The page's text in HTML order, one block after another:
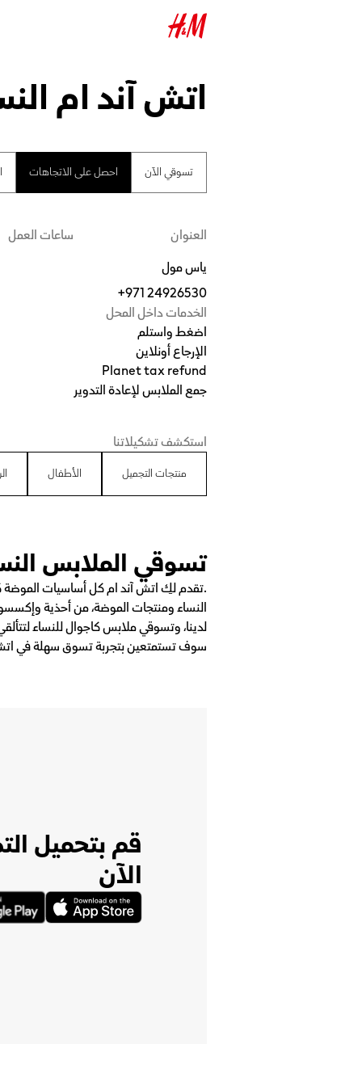
اتش آند ام
تسوقي الآن احصل على الاتجاهات
العنوان
ياس مول
+971 24926530
الخدمات داخل المحل
اضغط واستلم
الإرجاع أونلاين
Planet tax refund
جمع الملابس لإعادة التدوير
ساعات العمل
استكشف تشكيلاتنا
منتجات التجميل الأطفال
تسوقي الملابس
.تقدم لكِ اتش آند ام كل أساسيات
النساء ومنتجات الموضة، من أحذية
لدينا، وتسوقي ملابس كاجوال للنساء
سوف تستمتعين بتجربة تسوق سهلة في
قم بتحميل
الآن